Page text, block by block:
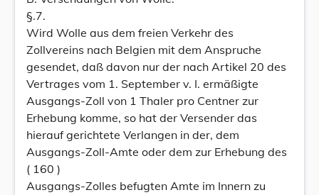
§.7.
Wird Wolle aus dem freien Verkehr des
Zollvereins nach Belgien mit dem Anspruche
gesendet, daß davon nur der nach Artikel 20 des
Vertrages vom 1. September v. I. ermäßigte
Ausgangs-Zoll von 1 Thaler pro Centner zur
Erhebung komme, so hat der Versender das
hierauf gerichtete Verlangen in der, dem
Ausgangs-Zoll-Amte oder dem zur Erhebung des
( 160 )
Ausgangs-Zolles befugten Amte im Innern zu